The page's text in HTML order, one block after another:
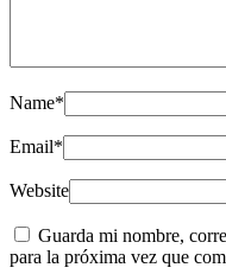
Name*
Email*
Website
Guarda mi nombre,
para la próxima vez que